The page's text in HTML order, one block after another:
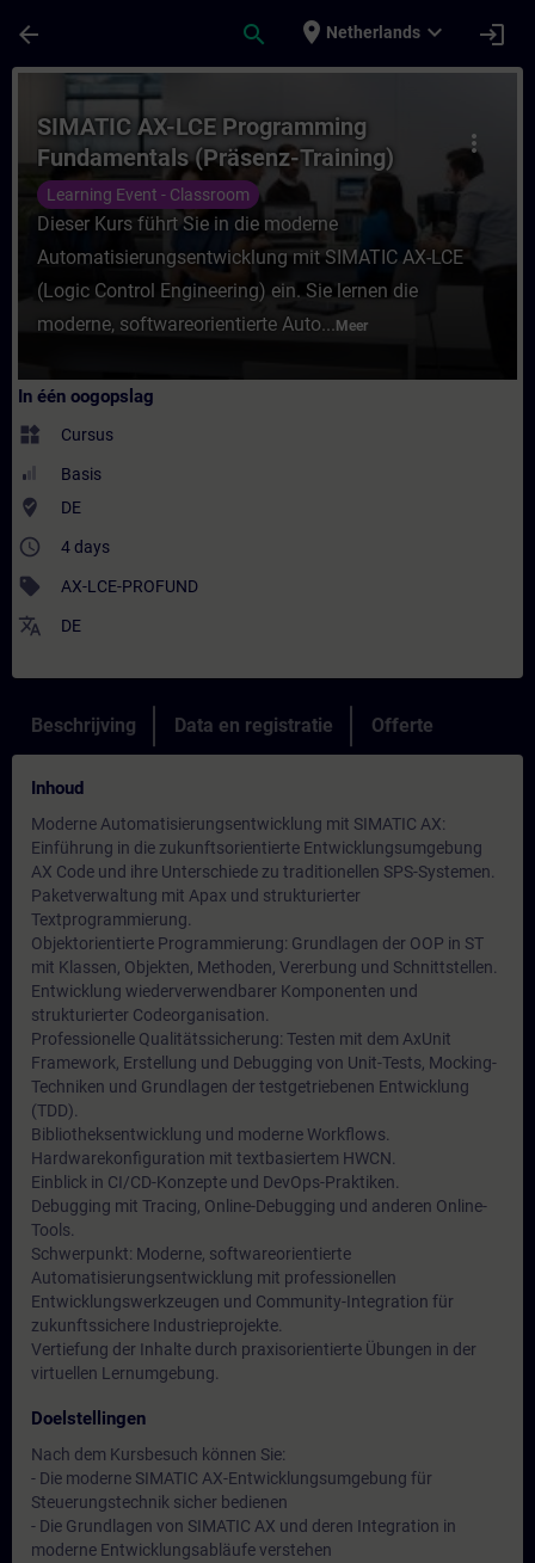
arrow_back search place Netherlands expand_more login
Cursus - SIMATIC AX-LCE
more_vert
SIMATIC AX-LCE Programming
Fundamentals (Präsenz-Training)
Learning Event - Classroom
Dieser Kurs führt Sie in die moderne
Automatisierungsentwicklung mit SIMATIC AX-LCE
(Logic Control Engineering) ein. Sie lernen die
moderne, softwareorientierte Auto... Meer
In één oogopslag
widgets Cursus
Basis
where_to_vote DE
access_time 4 days
sell AX-LCE-PROFUND
translate DE
Beschrijving Data en registratie Offerte
Inhoud
Moderne Automatisierungsentwicklung mit SIMATIC AX:
Einführung in die zukunftsorientierte Entwicklungsumgebung
AX Code und ihre Unterschiede zu traditionellen SPS-Systemen.
Paketverwaltung mit Apax und strukturierter
Textprogrammierung.
Objektorientierte Programmierung: Grundlagen der OOP in ST
mit Klassen, Objekten, Methoden, Vererbung und Schnittstellen.
Entwicklung wiederverwendbarer Komponenten und
strukturierter Codeorganisation.
Professionelle Qualitätssicherung: Testen mit dem AxUnit
Framework, Erstellung und Debugging von Unit-Tests, Mocking-
Techniken und Grundlagen der testgetriebenen Entwicklung
(TDD).
Bibliotheksentwicklung und moderne Workflows.
Hardwarekonfiguration mit textbasiertem HWCN.
Einblick in CI/CD-Konzepte und DevOps-Praktiken.
Debugging mit Tracing, Online-Debugging und anderen Online-
Tools.
Schwerpunkt: Moderne, softwareorientierte
Automatisierungsentwicklung mit professionellen
Entwicklungswerkzeugen und Community-Integration für
zukunftssichere Industrieprojekte.
Vertiefung der Inhalte durch praxisorientierte Übungen in der
virtuellen Lernumgebung.
Doelstellingen
Nach dem Kursbesuch können Sie:
- Die moderne SIMATIC AX-Entwicklungsumgebung für
Steuerungstechnik sicher bedienen
- Die Grundlagen von SIMATIC AX und deren Integration in
moderne Entwicklungsabläufe verstehen